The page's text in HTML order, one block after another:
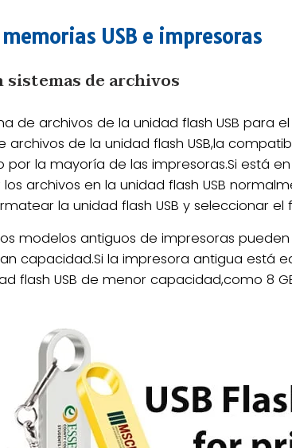
USB e impresoras
de archivos
de archivos de la unidad flash USB para
de la unidad flash USB,la
la mayoría de las impresoras.Si está
archivos en la unidad flash USB
la unidad flash USB y seleccionar el
modelos antiguos de impresoras
capacidad.Si la impresora antigua está
flash USB de menor capacidad,como 8